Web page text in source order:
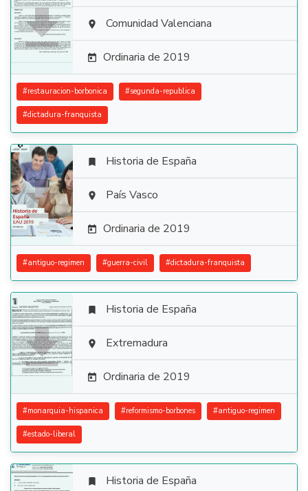
  Comunidad Valenciana
 Ordinaria de 2019
#restauracion-borbonica #segunda-republica
#dictadura-franquista

 Historia de España
 País Vasco
 Ordinaria de 2019
#antiguo-regimen #guerra-civil #dictadura-franquista

 Historia de España
 Extremadura
 Ordinaria de 2019
#monarquia-hispanica #reformismo-borbones #antiguo-regimen
#estado-liberal
 Historia de España